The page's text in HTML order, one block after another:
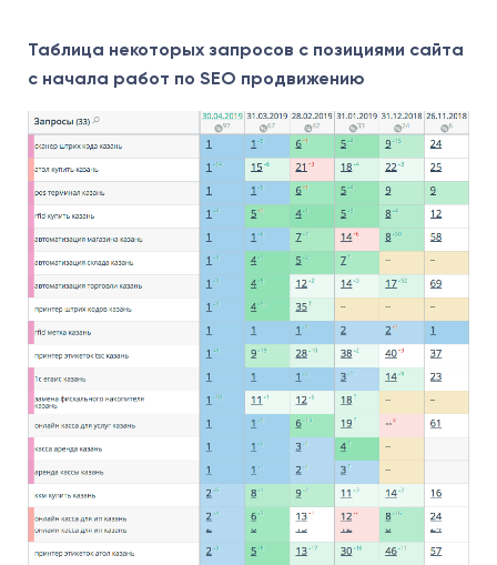
Таблица некоторых запросов с позициями сайта
с начала работ по SEO продвижению